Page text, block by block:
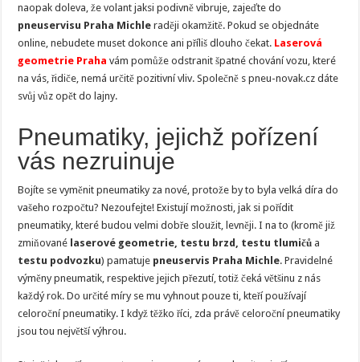
naopak doleva, že volant jaksi podivně vibruje, zajeďte do
pneuservisu Praha Michle raději okamžitě. Pokud se objednáte
online, nebudete muset dokonce ani příliš dlouho čekat. Laserová
geometrie Praha vám pomůže odstranit špatné chování vozu, které
na vás, řidiče, nemá určitě pozitivní vliv. Společně s pneu-novak.cz dáte
svůj vůz opět do lajny.
Pneumatiky, jejichž pořízení
vás nezruinuje
Bojíte se vyměnit pneumatiky za nové, protože by to byla velká díra do
vašeho rozpočtu? Nezoufejte! Existují možnosti, jak si pořídit
pneumatiky, které budou velmi dobře sloužit, levněji. I na to (kromě již
zmiňované laserové geometrie, testu brzd, testu tlumičů a
testu podvozku) pamatuje pneuservis Praha Michle. Pravidelné
výměny pneumatik, respektive jejich přezutí, totiž čeká většinu z nás
každý rok. Do určité míry se mu vyhnout pouze ti, kteří používají
celoroční pneumatiky. I když těžko říci, zda právě celoroční pneumatiky
jsou tou největší výhrou.